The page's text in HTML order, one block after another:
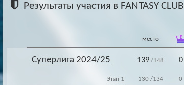
Результаты участия в FANTASY CLUB
место
Суперлига 2024/25 139 /148 0
Этап 1 130/134 0